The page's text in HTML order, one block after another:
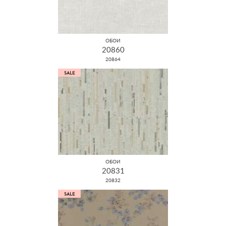
ОБОИ
20860
20864
ОБОИ
20831
20832